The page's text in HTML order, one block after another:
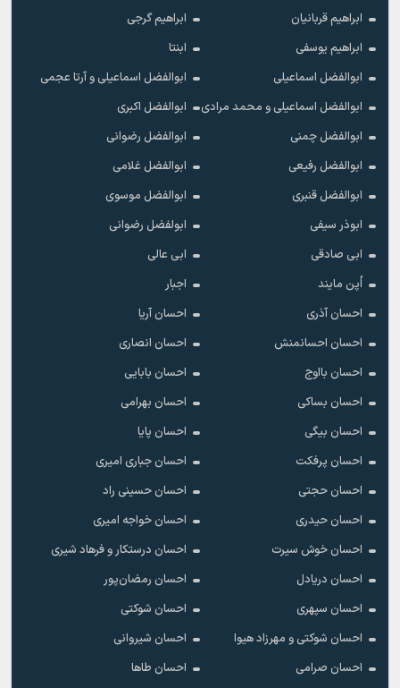
ابراهیم قربانیان
ابراهیم گرجی
ابراهیم یوسفی
ابنتا
ابوالفضل اسماعیلی
ابوالفضل اسماعیلی و آرتا عجمی
ابوالفضل اسماعیلی و محمد مرادی
ابوالفضل اکبری
ابوالفضل چمنی
ابوالفضل رضوانی
ابوالفضل رفیعی
ابوالفضل غلامی
ابوالفضل قنبری
ابوالفضل موسوی
ابوذر سیفی
ابولفضل رضوانی
ابی صادقی
ابی عالی
اُپن مایند
اجبار
احسان آذری
احسان آریا
احسان احسانمنش
احسان انصاری
احسان بااوج
احسان بابایی
احسان بساکی
احسان بهرامی
احسان بیگی
احسان پایا
احسان پرفکت
احسان جباری امیری
احسان حجتی
احسان حسینی راد
احسان حیدری
احسان خواجه امیری
احسان خوش سیرت
احسان درستکار و فرهاد شیرى
احسان دریادل
احسان رمضان‌پور
احسان سپهری
احسان شوکتی
احسان شوکتی و مهرزاد هیوا
احسان شیروانی
احسان صرامی
احسان طاها